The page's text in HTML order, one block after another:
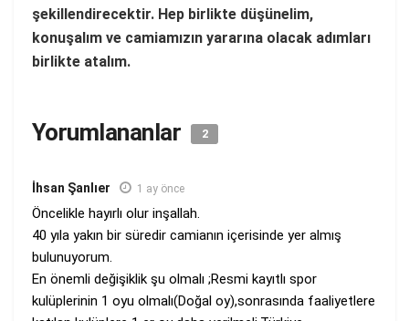
şekillendirecektir. Hep birlikte düşünelim,
konuşalım ve camiamızın yararına olacak adımları
birlikte atalım.
Yorumlananlar 2
İhsan Şanlıer 1 ay önce
Öncelikle hayırlı olur inşallah.
40 yıla yakın bir süredir camianın içerisinde yer almış
bulunuyorum.
En önemli değişiklik şu olmalı ;Resmi kayıtlı spor
kulüplerinin 1 oyu olmalı(Doğal oy),sonrasında faaliyetlere